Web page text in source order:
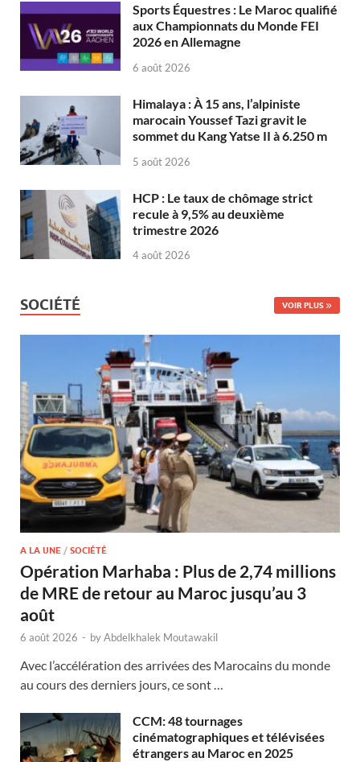
Sports Équestres : Le Maroc qualifié
aux Championnats du Monde FEI
2026 en Allemagne
6 août 2026
Himalaya : À 15 ans, l’alpiniste
marocain Youssef Tazi gravit le
sommet du Kang Yatse II à 6.250 m
5 août 2026
HCP : Le taux de chômage strict
recule à 9,5% au deuxième
trimestre 2026
4 août 2026
SOCIÉTÉ VOIR PLUS
A LA UNE / SOCIÉTÉ
Opération Marhaba : Plus de 2,74 millions
de MRE de retour au Maroc jusqu’au 3
août
6 août 2026 - byAbdelkhalek Moutawakil
Avec l’accélération des arrivées des Marocains du monde
au cours des derniers jours, ce sont …
CCM: 48 tournages
cinématographiques et télévisées
étrangers au Maroc en 2025